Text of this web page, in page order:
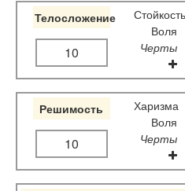
Телосложение
10
Стойкость
Воля
Черты
Решимость
10
Харизма
Воля
Черты